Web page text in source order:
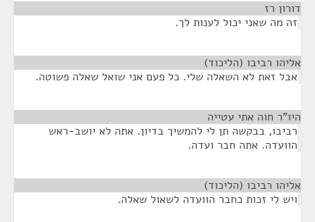
דורון רז
זה מה שאני יכול לענות לך.
אליהו רביבו (הליכוד)
אבל זאת לא השאלה שלי. כל פעם אני שואל שאלה פשוטה.
היו"ר חוה אתי עטייה
רביבו, בבקשה תן לי להמשיך בדיון. אתה לא יושב-ראש
הוועדה. אתה חבר ועדה.
אליהו רביבו (הליכוד)
ויש לי זכות כחבר הוועדה לשאול שאלה.